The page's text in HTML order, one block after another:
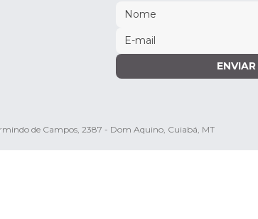
ENVIAR
de Campos, 2387 - Dom Aquino, Cuiabá, MT